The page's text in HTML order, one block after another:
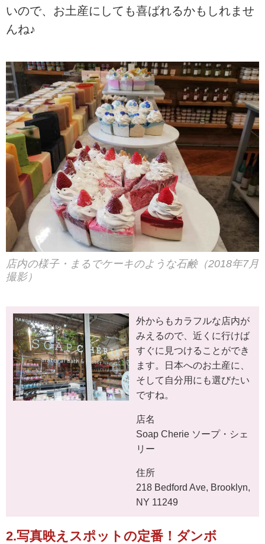
いので、お土産にしても喜ばれるかもしれませ
んね♪
店内の様子・まるでケーキのような石鹸（2018年7月
撮影）
外からもカラフルな店内が
みえるので、近くに行けば
すぐに見つけることができ
ます。日本へのお土産に、
そして自分用にも選びたい
ですね。
店名
Soap Cherie ソープ・シェ
リー
住所
218 Bedford Ave, Brooklyn,
NY 11249
2.写真映えスポットの定番！ダンボ